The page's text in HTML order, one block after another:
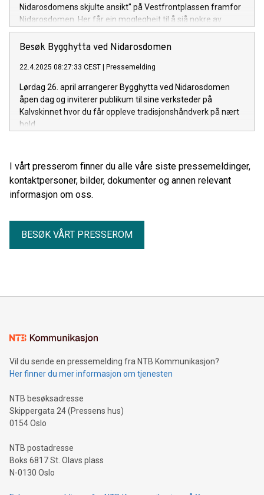
Nidarosdomens skjulte ansikt" på Vestfrontplassen framfor
Nidarosdomen. Her får ein moglegheit til å sjå nokre av
katedralens mest særeigne skulpturar på nært hold for
fyrste gong.
Besøk Bygghytta ved Nidarosdomen
22.4.2025 08:27:33 CEST | Pressemelding
Lørdag 26. april arrangerer Bygghytta ved Nidarosdomen
åpen dag og inviterer publikum til sine verksteder på
Kalvskinnet hvor du får oppleve tradisjonshåndverk på nært
hold.
I vårt presserom finner du alle våre siste pressemeldinger,
kontaktpersoner, bilder, dokumenter og annen relevant
informasjon om oss.
BESØK VÅRT PRESSEROM
Vil du sende en pressemelding fra NTB Kommunikasjon?
Her finner du mer informasjon om tjenesten
NTB besøksadresse
Skippergata 24 (Pressens hus)
0154 Oslo
NTB postadresse
Boks 6817 St. Olavs plass
N-0130 Oslo